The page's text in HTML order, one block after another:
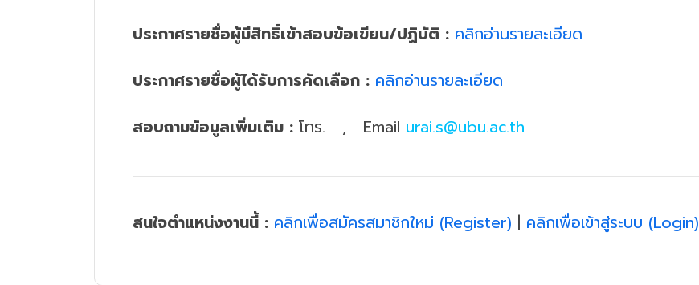
ประกาศรายชื่อผู้มีสิทธิ์เข้าสอบข้อเขียน/ปฏิบัติ : คลิกอ่านรายละเอียด
ประกาศรายชื่อผู้ได้รับการคัดเลือก : คลิกอ่านรายละเอียด
สอบถามข้อมูลเพิ่มเติม : โทร. , Email urai.s@ubu.ac.th
สนใจตำแหน่งงานนี้ : คลิกเพื่อสมัครสมาชิกใหม่ (Register) | คลิกเพื่อเข้าสู่ระบบ (Login)